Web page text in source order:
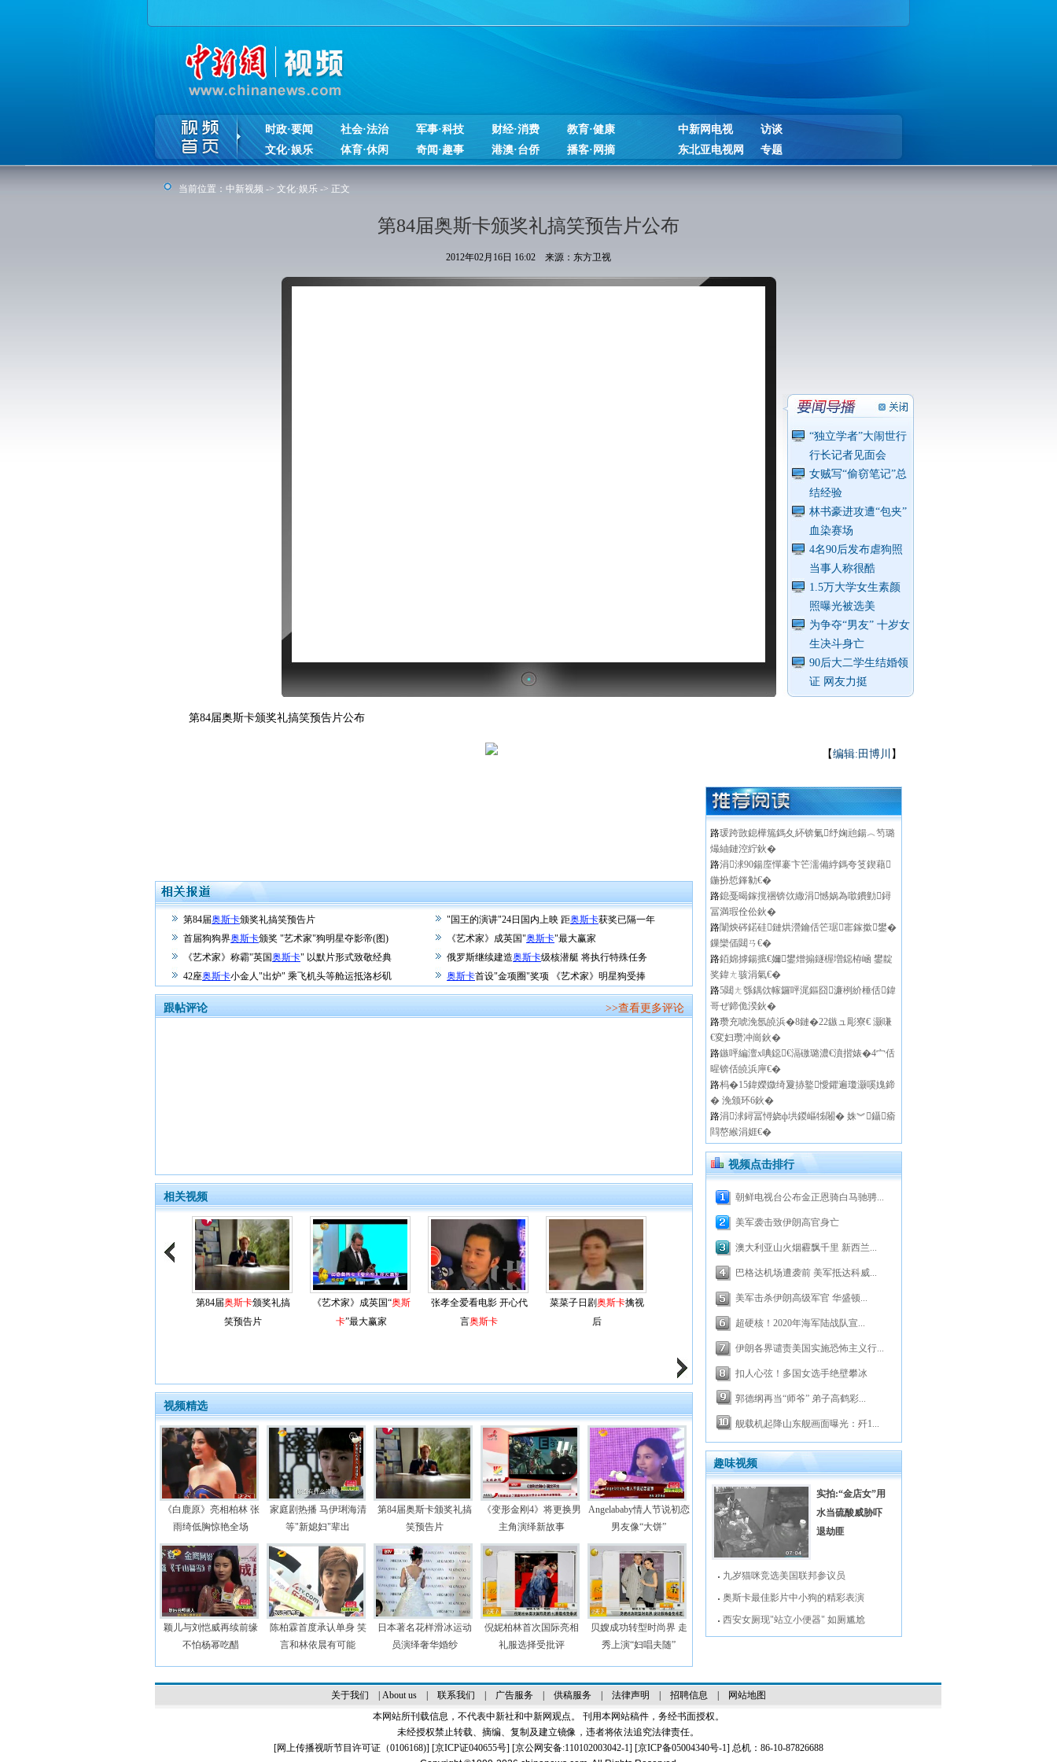
时政·要闻 社会·法治 军事·科技 财经·消费
教育·健康
文化·娱乐
体育·休闲 奇闻·趣事 港澳·台侨 播客·网摘
中新网电视
访谈
东北亚电视网
专题
当前位置： 中新视频 -> 文化·娱乐 -> 正文
第84届奥斯卡颁奖礼搞笑预告片公布
2012年02月16日 16:02 来源：东方卫视
“独立学者”大闹世行
行长记者见面会
女贼写“偷窃笔记”总
结经验
林书豪进攻遭“包夹”
血染赛场
4名90后发布虐狗照
当事人称很酷
1.5万大学女生素颜
照曝光被选美
为争夺“男友” 十岁女
生决斗身亡
90后大二学生结婚领
证 网友力挺
第84届奥斯卡颁奖礼搞笑预告片公布
【编辑:田博川 】
第84届奥斯卡颁奖礼搞笑预告片 "国王的演讲"24日国内上映 距奥斯卡获奖已隔一年
首届狗狗界奥斯卡颁奖 "艺术家"狗明星夺影帝(图) 《艺术家》成英国"奥斯卡"最大赢家
《艺术家》称霸"英国奥斯卡" 以默片形式致敬经典 俄罗斯继续建造奥斯卡级核潜艇 将执行特殊任务
42座奥斯卡小金人"出炉" 乘飞机头等舱运抵洛杉矶 奥斯卡首设"金项圈"奖项 《艺术家》明星狗受捧
跟帖评论 >>查看更多评论
相关视频
第84届奥斯卡颁奖礼搞
笑预告片
《艺术家》成英国“奥斯
卡”最大赢家
张孝全爱看电影 开心代
言奥斯卡
菜菜子日剧奥斯卡擒视
后
视频精选
《白鹿原》亮相柏林 张
雨绮低胸惊艳全场
家庭剧热播 马伊琍海清
等"新媳妇"辈出
第84届奥斯卡颁奖礼搞
笑预告片
《变形金刚4》将更换男
主角演绎新故事
Angelababy情人节说初恋
男友像“大饼”
颖儿与刘恺威再续前缘
不怕杨幂吃醋
陈柏霖首度承认单身 笑
言和林依晨有可能
日本著名花样滑冰运动
员演绎奢华婚纱
倪妮柏林首次国际亮相
礼服选择受批评
贝嫂成功转型时尚界 走
秀上演“妇唱夫随”
路瑗跨敳鎴樺箷鎷夊紑锛氭纾婅兘鍚︿笉璐
熶紬鏈涳紵鈥�
路涓浗90鍚庢憚褰卞笀濡備綍鎷夸笅鍥藉
鍦扮悊鎽勨€�
路鎴戞暍鎵撹祵锛佽繖涓憾娲為噷鐨勭鐞
冨満瑕佺伀鈥�
路闈炴硶鍩硅鏈烘瀯鑰佸笀琚寚鎵撳鐢�
鏁欒偛閮ㄢ€�
路銆婂摢鍚掋€嬭鐢熷搧鐩楃増鐚栫崡 鐢靛
奖鍏ㄤ骇涓氣€�
路5閮ㄤ綔鍝佽幏鑼呯浘鏂囧濂栵紒棰佸鍏
哥ぜ鍗佹湀鈥�
路瓒充唬浼氬皢浜�8鏈�22鏃ュ彫寮€ 灏嗛
€変妇瓒冲崗鈥�
路鏃呯編澶х唺鐚€滆礉璐濃€濆揩婊�4宀佸
暒锛佸皢浜庘€�
路杩�15鍏嬫媺绮夐捇鐜懓鑺遍瓊灏嗘媿鍗
� 浼颁环6鈥�
路涓浗鐞冨憳娆ф垬鍐嶇牬闂� 姝︾鑷瘉
閰嶅緱涓娾€�
视频点击排行
朝鲜电视台公布金正恩骑白马驰骋...
美军袭击致伊朗高官身亡
澳大利亚山火烟霾飘千里 新西兰...
巴格达机场遭袭前 美军抵达科威...
美军击杀伊朗高级军官 华盛顿...
超硬核！2020年海军陆战队宣...
伊朗各界谴责美国实施恐怖主义行...
扣人心弦！多国女选手绝壁攀冰
郭德纲再当“师爷” 弟子高鹤彩...
舰载机起降山东舰画面曝光：歼1...
趣味视频
实拍:“金店女”用
水当硫酸威胁吓
退劫匪
九岁猫咪竞选美国联邦参议员
奥斯卡最佳影片中小狗的精彩表演
西安女厕现"站立小便器" 如厕尴尬
关于我们 About us| 联系我们 广告服务| 供稿服务| 法律声明 招聘信息
网站地图
本网站所刊载信息，不代表中新社和中新网观点。 刊用本网站稿件，务经书面授权。
未经授权禁止转载、摘编、复制及建立镜像，违者将依法追究法律责任。
[网上传播视听节目许可证（0106168)] [京ICP证040655号] [京公网安备:110102003042-1] [京ICP备05004340号-1] 总机：86-10-87826688